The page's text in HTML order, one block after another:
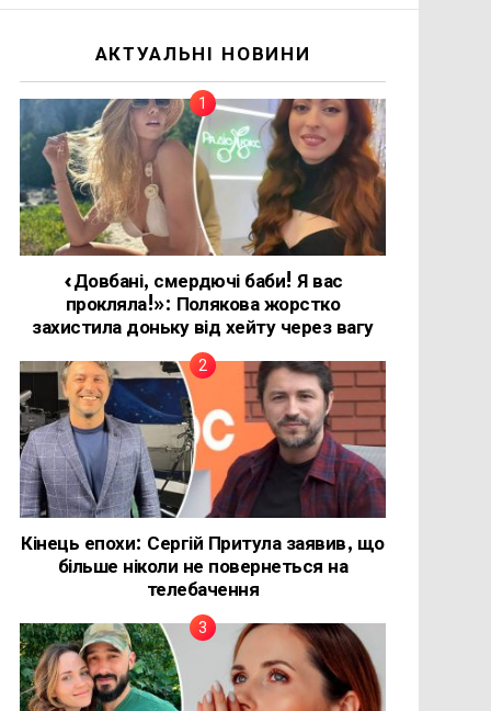
АКТУАЛЬНІ НОВИНИ
«Довбані, смердючі баби! Я вас
прокляла!»: Полякова жорстко
захистила доньку від хейту через вагу
Кінець епохи: Сергій Притула заявив, що
більше ніколи не повернеться на
телебачення